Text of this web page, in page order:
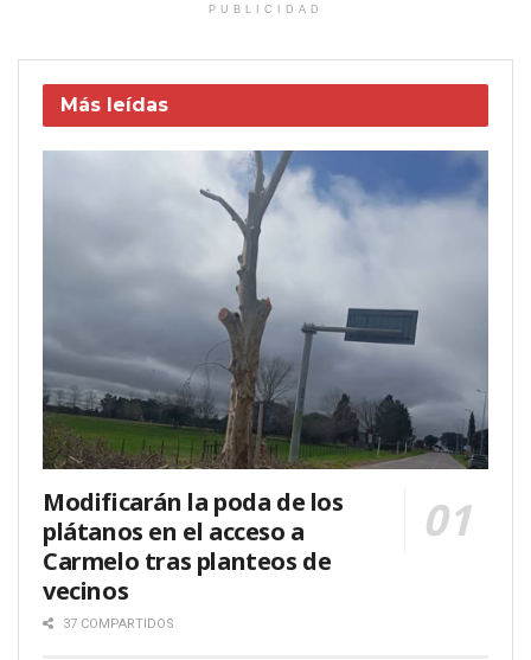
PUBLICIDAD
Más leídas
Modificarán la poda de los
plátanos en el acceso a
Carmelo tras planteos de
vecinos
37 COMPARTIDOS